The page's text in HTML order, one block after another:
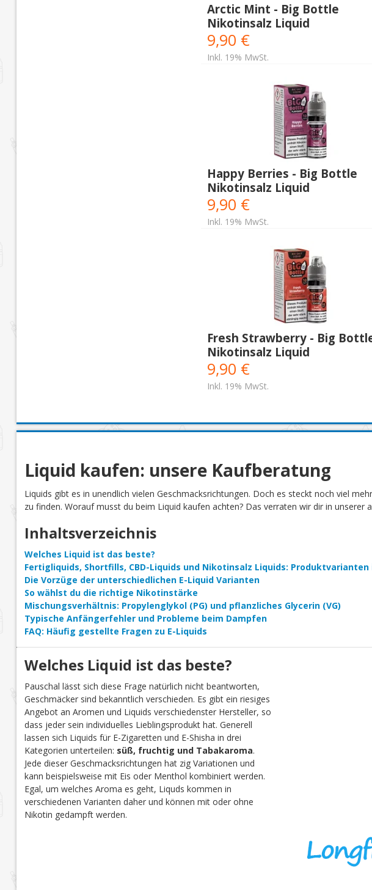
Arctic Mint - Big Bottle
Nikotinsalz Liquid
9,90 €
Inkl. 19% MwSt.
Happy Berries - Big Bottle
Nikotinsalz Liquid
9,90 €
Inkl. 19% MwSt.
Fresh Strawberry - Big
Nikotinsalz Liquid
9,90 €
Inkl. 19% MwSt.
Liquid kaufen: unsere Kaufberatung
Liquids gibt es in unendlich vielen Geschmacksrichtungen. Doch es steckt noch viel
zu finden. Worauf musst du beim Liquid kaufen achten? Das verraten wir dir in unserer
Inhaltsverzeichnis
Welches Liquid ist das beste?
Fertigliquids, Shortfills, CBD-Liquids und Nikotinsalz Liquids: Produktvarianten
Die Vorzüge der unterschiedlichen E-Liquid Varianten
So wählst du die richtige Nikotinstärke
Mischungsverhältnis: Propylenglykol (PG) und pflanzliches Glycerin (VG)
Typische Anfängerfehler und Probleme beim Dampfen
FAQ: Häufig gestellte Fragen zu E-Liquids
Welches Liquid ist das beste?
Pauschal lässt sich diese Frage natürlich nicht beantworten,
Geschmäcker sind bekanntlich verschieden. Es gibt ein riesiges
Angebot an Aromen und Liquids verschiedenster Hersteller, so
dass jeder sein individuelles Lieblingsprodukt hat. Generell
lassen sich Liquids für E-Zigaretten und E-Shisha in drei
Kategorien unterteilen: süß, fruchtig und Tabakaroma.
Jede dieser Geschmacksrichtungen hat zig Variationen und
kann beispielsweise mit Eis oder Menthol kombiniert werden.
Egal, um welches Aroma es geht, Liquds kommen in
verschiedenen Varianten daher und können mit oder ohne
Nikotin gedampft werden.